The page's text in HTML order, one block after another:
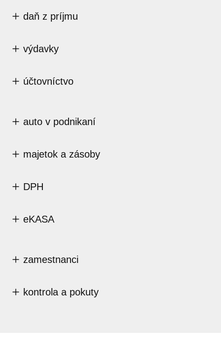
daň z príjmu
výdavky
účtovníctvo
auto v podnikaní
majetok a zásoby
DPH
eKASA
zamestnanci
kontrola a pokuty